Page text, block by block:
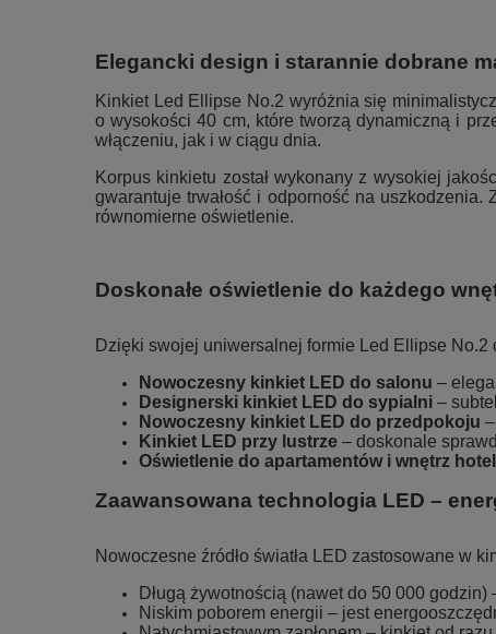
Elegancki design i starannie dobrane
Kinkiet Led Ellipse No.2 wyróżnia się
o wysokości 40 cm, które tworzą dynamiczną i
włączeniu, jak i w ciągu dnia.
Korpus kinkietu został wykonany z wysokiej
gwarantuje trwałość i odporność na
równomierne oświetlenie.
Doskonałe oświetlenie do każdego
Dzięki swojej uniwersalnej formie Led Ellipse
Nowoczesny kinkiet LED do salonu –
Designerski kinkiet LED do sypialni –
Nowoczesny kinkiet LED do przedpokoju
Kinkiet LED przy lustrze – doskonale
Oświetlenie do apartamentów i wnętrz
Zaawansowana technologia LED –
Nowoczesne źródło światła LED zastosowane w
Długą żywotnością (nawet do 50 000
Niskim poborem energii – jest